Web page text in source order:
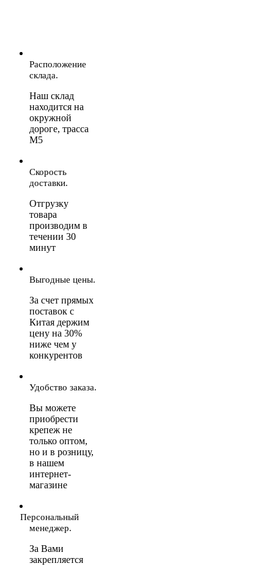
Расположение
склада.
Наш склад
находится на
окружной
дороге, трасса
М5
Скорость
доставки.
Отгрузку
товара
производим в
течении 30
минут
Выгодные цены.
За счет прямых
поставок с
Китая держим
цену на 30%
ниже чем у
конкурентов
Удобство заказа.
Вы можете
приобрести
крепеж не
только оптом,
но и в розницу,
в нашем
интернет-
магазине
Персональный
менеджер.
За Вами
закрепляется